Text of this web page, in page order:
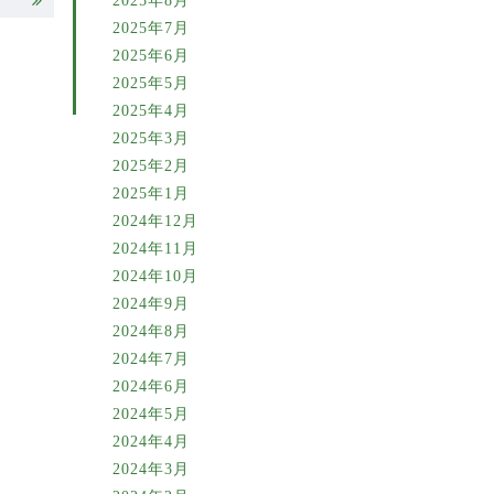
2025年7月
2025年6月
2025年5月
2025年4月
2025年3月
2025年2月
2025年1月
2024年12月
2024年11月
2024年10月
2024年9月
2024年8月
2024年7月
2024年6月
2024年5月
2024年4月
2024年3月